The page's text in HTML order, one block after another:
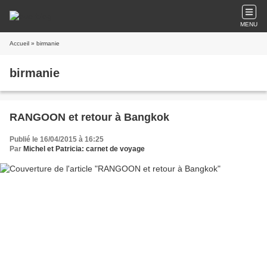
MENU
Accueil » birmanie
birmanie
RANGOON et retour à Bangkok
Publié le 16/04/2015 à 16:25
Par Michel et Patricia: carnet de voyage